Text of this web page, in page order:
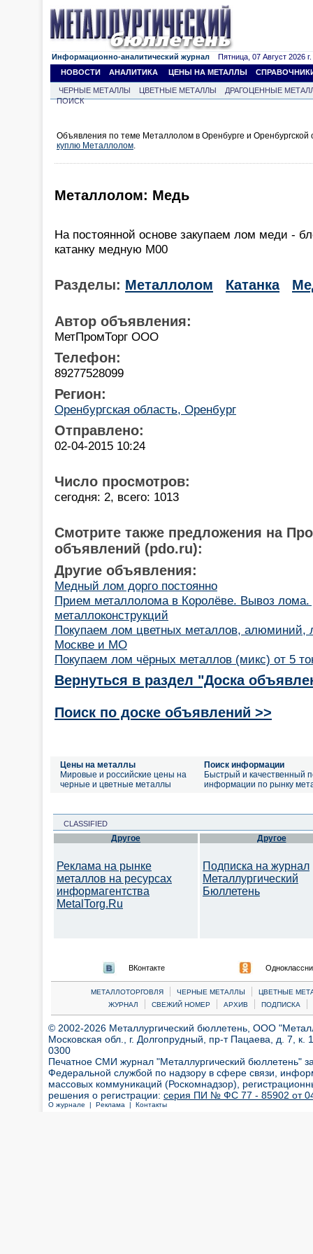
Информационно-аналитический журнал Пятница, 07 Август 2026 г.
НОВОСТИ
АНАЛИТИКА ЦЕНЫ НА МЕТАЛЛЫ
ЧЕРНЫЕ МЕТАЛЛЫ ЦВЕТНЫЕ МЕТАЛЛЫ
ДРАГОЦЕННЫЕ
ПОИСК
Объявления по теме Металлолом в Оренбурге и Оренбургской
куплю Металлолом.
Металлолом: Медь
На постоянной основе закупаем лом меди -
катанку медную М00
Разделы: Металлолом Катанка
Автор объявления:
МетПромТорг ООО
Телефон:
89277528099
Регион:
Оренбургская область, Оренбург
Отправлено:
02-04-2015 10:24
Число просмотров:
сегодня: 2, всего: 1013
Смотрите также предложения на
объявлений (pdo.ru):
Другие объявления:
Медный лом дорго постоянно
Прием металлолома в Королёве. Вывоз
металлоконструкций
Покупаем лом цветных металлов,
Москве и МО
Покупаем лом чёрных металлов (микс) от 5
Вернуться в раздел "Доска
Поиск по доске объявлений >>
Цены на металлы
Мировые и российские цены на
черные и цветные металлы
Поиск информации
Быстрый и качественный
информации по рынку
CLASSIFIED
Другое
Реклама на рынке
металлов на ресурсах
информагентства
MetalTorg.Ru
Другое
Подписка на журнал
Металлургический
Бюллетень
ВКонтакте
МЕТАЛЛОТОРГОВЛЯ | ЧЕРНЫЕ МЕТАЛЛЫ |
ЦВЕТНЫЕ
ЖУРНАЛ
| СВЕЖИЙ НОМЕР | АРХИВ | ПОДПИСКА |
© 2002-2026 Металлургический бюллетень, ООО
Московская обл., г. Долгопрудный, пр-т Пацаева, д. 7,
0300
Печатное СМИ журнал "Металлургический бюллетень"
Федеральной службой по надзору в сфере связи,
массовых коммуникаций (Роскомнадзор),
решения о регистрации: серия ПИ № ФС 77 - 85902 от 04
О журнале | Реклама | Контакты